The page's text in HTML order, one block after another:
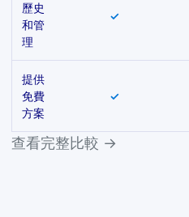
歷史
和管
理
✓
提供
免費
方案
✓
查看完整比較 →